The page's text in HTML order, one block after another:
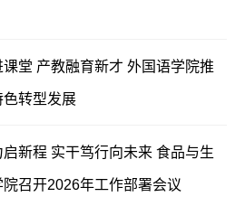
堂 产教融育新才 外国语学院推
色转型发展
启新程 实干笃行向未来 食品与生
院召开2026年工作部署会议